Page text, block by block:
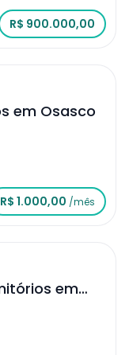
R$ 900.000,00
em Osasco
R$ 1.000,00 /mês
em